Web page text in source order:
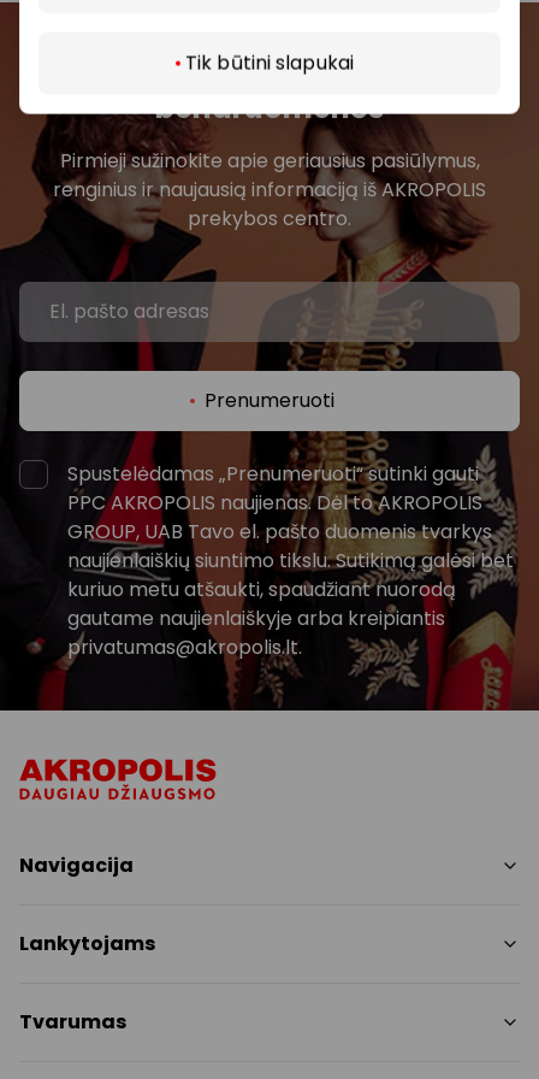
Tik būtini slapukai
Prisijunkite prie mūsų
bendruomenės
Pirmieji sužinokite apie geriausius pasiūlymus,
renginius ir naujausią informaciją iš AKROPOLIS
prekybos centro.
Prenumeruoti
Spustelėdamas „Prenumeruoti“ sutinki gauti
PPC AKROPOLIS naujienas. Dėl to AKROPOLIS
GROUP, UAB Tavo el. pašto duomenis tvarkys
naujienlaiškių siuntimo tikslu. Sutikimą galėsi bet
kuriuo metu atšaukti, spaudžiant nuorodą
gautame naujienlaiškyje arba kreipiantis
privatumas@akropolis.lt.
Navigacija
Paslaugos
Pramogos
Lankytojams
Nemokami patogumai
Tvarumas